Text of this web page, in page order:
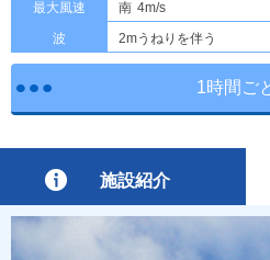
最大風速 南 4m/s
波
2mうねりを伴う
1時間ご
施設紹介